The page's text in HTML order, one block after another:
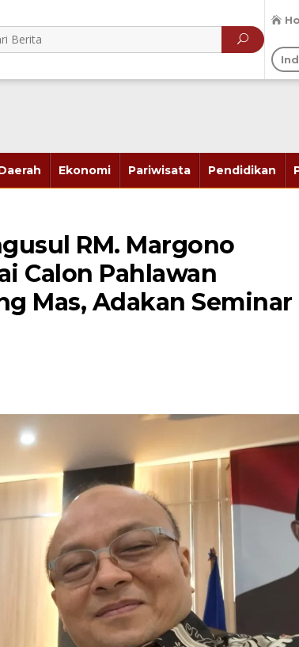
Ekonomi Pariwisata Pendidikan
RM. Margono
Calon Pahlawan
Mas, Adakan Seminar